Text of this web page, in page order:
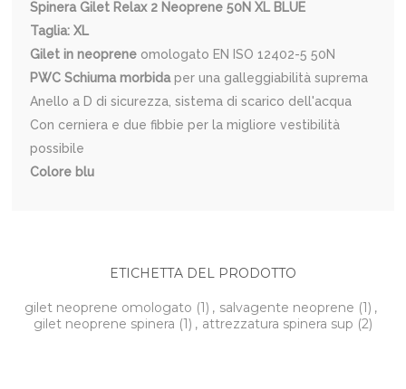
Spinera Gilet Relax 2 Neoprene 50N XL BLUE
Taglia: XL
Gilet in neoprene omologato EN ISO 12402-5 50N
PWC Schiuma morbidaper una galleggiabilità suprema
Anello a D di sicurezza, sistema di scarico dell'acqua
Con cerniera e due fibbie per la migliore vestibilità
possibile
Colore blu
ETICHETTA DEL PRODOTTO
gilet neoprene omologato (1) , salvagente neoprene (1) ,
gilet neoprene spinera (1) , attrezzatura spinera sup (2)